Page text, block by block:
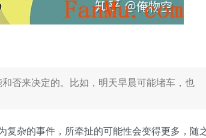
否来决定的。比如，明天早晨可能堵车，也
复杂的事件，所牵扯的可能性会变得更多，随